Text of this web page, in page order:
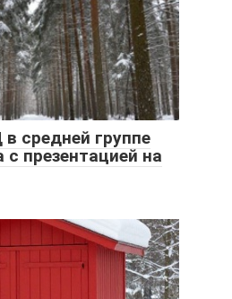
средней группе
с презентацией на